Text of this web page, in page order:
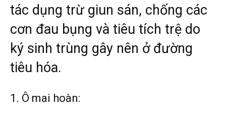
tác dụng trừ giun sán, chống các
cơn đau bụng và tiêu tích trệ do
ký sinh trùng gây nên ở đường
tiêu hóa.
1. Ô mai hoàn: